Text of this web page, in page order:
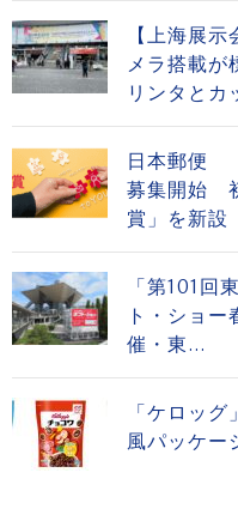
【上海展
メラ搭載
リンタとカ
日本郵便
募集開始
賞」を新設
「第101回
ト・ショ
催・東...
「ケロッ
風パッケー